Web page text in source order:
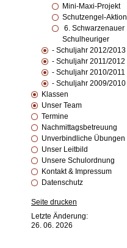
Mini-Maxi-Projekt
Schutzengel-Aktion
6. Schwarzenauer
Schulheuriger
- Schuljahr 2012/2013
- Schuljahr 2011/2012
- Schuljahr 2010/2011
- Schuljahr 2009/2010
Klassen
Unser Team
Termine
Nachmittagsbetreuung
Unverbindliche Übungen
Unser Leitbild
Unsere Schulordnung
Kontakt & Impressum
Datenschutz
Seite drucken
Letzte Änderung:
26. 06. 2026